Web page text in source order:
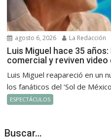
agosto 6, 2026 La Redacción
Luis Miguel hace 35
comercial y reviven video
Luis Miguel reapareció en un
los fanáticos del ‘Sol de
ESPECTÁCULOS
Buscar…